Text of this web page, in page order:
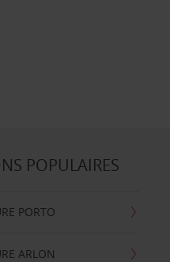
POPULAIRES
PORTO
ARLON